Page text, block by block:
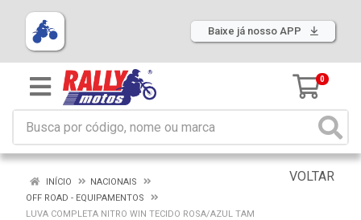
Baixe já nosso APP
0
VOLTAR
INÍCIO
NACIONAIS
OFF ROAD - EQUIPAMENTOS
LUVA COMPLETA NITRO WIN TECIDO ROSA/AZUL TAM